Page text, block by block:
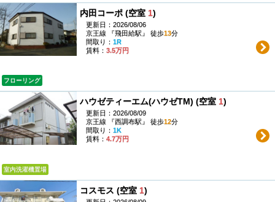
内田コーポ (空室 1)
更新日：2026/08/06
京王線 『飛田給駅』 徒歩13分
間取り： 1R
賃料： 3.5万円
フローリング
ハウゼティーエム(ハウゼTM) (空室 1)
更新日：2026/08/09
京王線 『西調布駅』 徒歩12分
間取り： 1K
賃料： 4.7万円
室内洗濯機置場
コスモス (空室 1)